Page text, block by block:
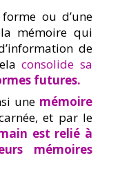
ou d’une
mémoire qui
de
consolide sa
futures.
une mémoire
et par le
est relié à
mémoires